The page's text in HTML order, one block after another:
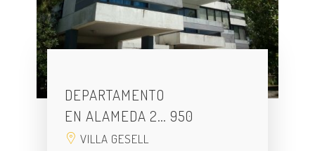
DEPARTAMENTO
EN ALAMEDA 2… 950
VILLA GESELL